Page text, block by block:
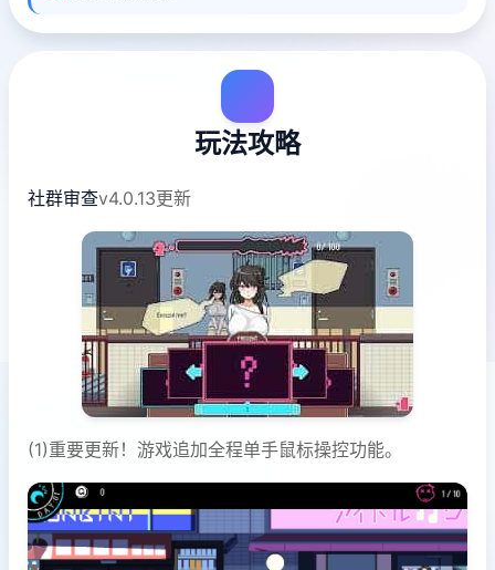
玩法攻略
社群审查v4.0.13更新
(1)重要更新！游戏追加全程单手鼠标操控功能。